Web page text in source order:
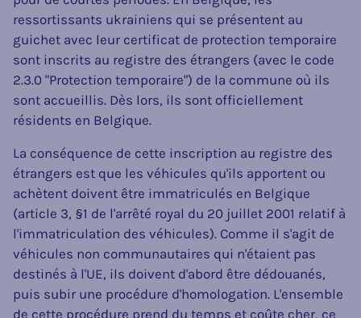
ressortissants ukrainiens qui se présentent au
guichet avec leur certificat de protection temporaire
sont inscrits au registre des étrangers (avec le code
2.3.0 "Protection temporaire") de la commune où ils
sont accueillis. Dès lors, ils sont officiellement
résidents en Belgique.
La conséquence de cette inscription au registre des
étrangers est que les véhicules qu'ils apportent ou
achètent doivent être immatriculés en Belgique
(article 3, §1 de l'arrêté royal du 20 juillet 2001 relatif à
l'immatriculation des véhicules). Comme il s'agit de
véhicules non communautaires qui n'étaient pas
destinés à l'UE, ils doivent d'abord être dédouanés,
puis subir une procédure d'homologation. L'ensemble
de cette procédure prend du temps et coûte cher, ce